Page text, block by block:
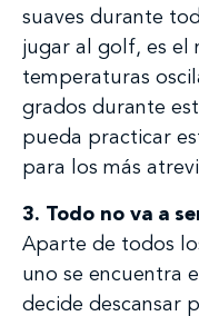
suaves durante
jugar al golf, es el
temperaturas
grados durante
pueda practicar
para los más
3. Todo no va a
Aparte de todos
uno se encuentra
decide descansar